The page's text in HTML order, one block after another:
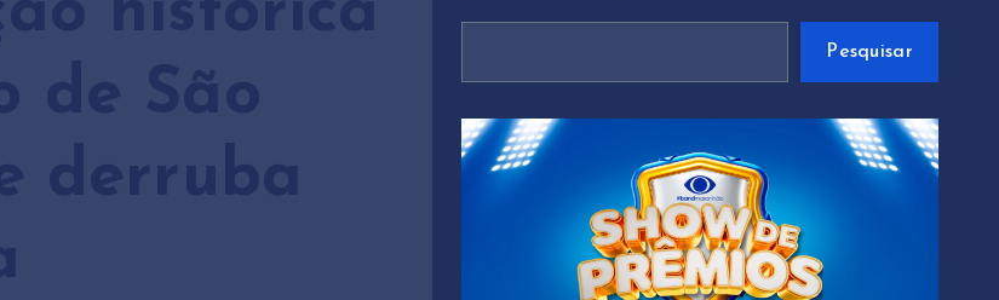
histórica
de São
derruba
Pesquisar